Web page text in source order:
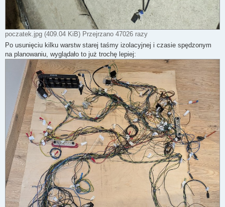
poczatek.jpg (409.04 KiB) Przejrzano 47026 razy
Po usunięciu kilku warstw starej taśmy izolacyjnej i czasie spędzonym
na planowaniu, wyglądało to już trochę lepiej: